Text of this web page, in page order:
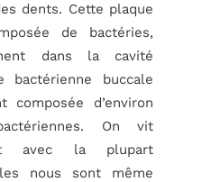
dents. Cette plaque
de bactéries,
dans la cavité
bactérienne buccale
composée d’environ
On vit
avec la plupart
nous sont même